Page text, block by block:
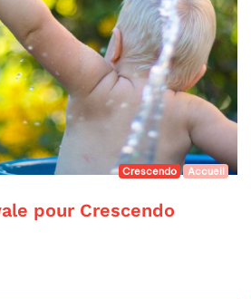
Crescendo Accueil
pour Crescendo